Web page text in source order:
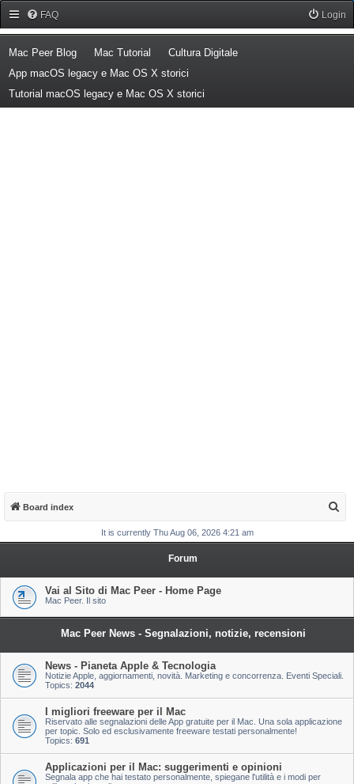
FAQ Login
Mac Peer Blog(Opens a new tab)
Mac Tutorial (Opens a new tab)
Cultura Digitale(Opens a new tab)
App macOS legacy e Mac OS X storici
Tutorial macOS legacy e Mac OS X storici
Board index
a
It is currently Thu Aug 06, 2026 4:21 am
Forum
Vai al Sito di Mac Peer - Home Page
Mac Peer. Il sito
Mac Peer News - Segnalazioni, notizie, recensioni
News - Pianeta Apple & Tecnologia
Notizie Apple, aggiornamenti, novità. Marketing e concorrenza. Eventi Speciali.
Topics: 2044
I migliori freeware per il Mac
Riservato alle segnalazioni delle App gratuite per il Mac. Una sola applicazione
per topic. Solo ed esclusivamente freeware testati personalmente!
Topics: 691
Applicazioni per il Mac: suggerimenti e opinioni
Segnala app che hai testato personalmente, spiegane l'utilità e i modi per